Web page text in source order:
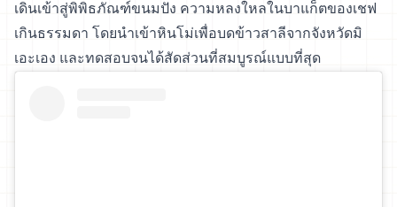
เดินเข้าสู่พิพิธภัณฑ์ขนมปัง ความหลงใหลในบาแก็ตของเชฟ
เกินธรรมดา โดยนำเข้าหินโม่เพื่อบดข้าวสาลีจากจังหวัดมิ
เอะเอง และทดสอบจนได้สัดส่วนที่สมบูรณ์แบบที่สุด